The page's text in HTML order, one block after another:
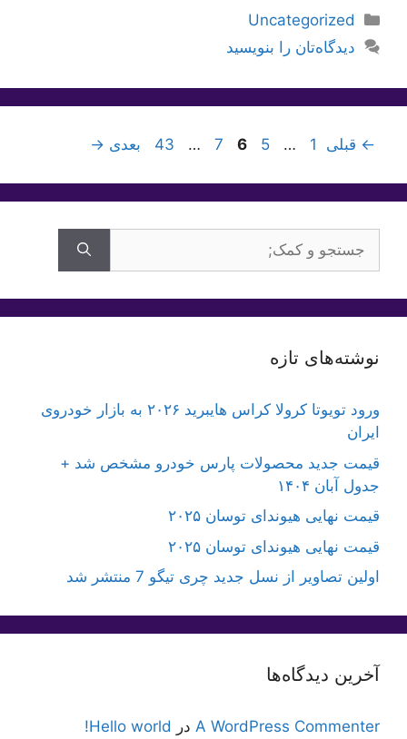
دسته‌ها
Uncategorized
دیدگاه‌تان را بنویسید
← قبلی برگه
1
… برگه
5 برگه
6 برگه
7
… برگه
43 بعدی →
برای:
نوشته‌های تازه
ورود تویوتا کرولا کراس هایبرید ۲۰۲۶ به بازار خودروی
ایران
قیمت جدید محصولات پارس خودرو مشخص شد +
جدول آبان ۱۴۰۴
قیمت نهایی هیوندای توسان ۲۰۲۵
قیمت نهایی هیوندای توسان ۲۰۲۵
اولین تصاویر از نسل جدید چری تیگو 7 منتشر شد
آخرین دیدگاه‌ها
A WordPress Commenter در Hello world!